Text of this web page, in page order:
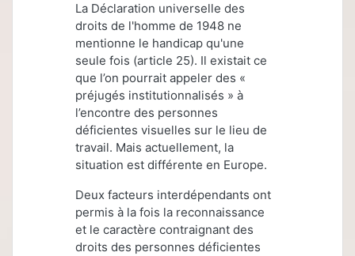
La Déclaration universelle des
droits de l'homme de 1948 ne
mentionne le handicap qu'une
seule fois (article 25). Il existait ce
que l’on pourrait appeler des «
préjugés institutionnalisés » à
l’encontre des personnes
déficientes visuelles sur le lieu de
travail. Mais actuellement, la
situation est différente en Europe.
Deux facteurs interdépendants ont
permis à la fois la reconnaissance
et le caractère contraignant des
droits des personnes déficientes